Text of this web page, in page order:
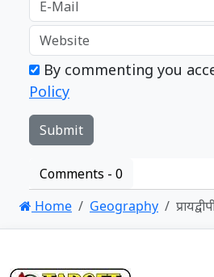
By commenting you
Policy
Comments - 0
Home
Geography